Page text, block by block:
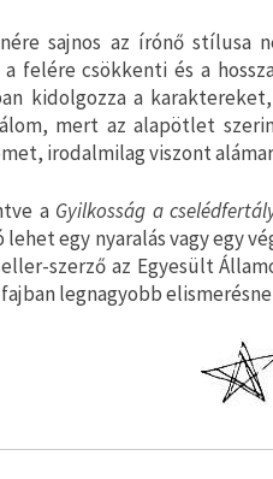
sajnos az írónő stílusa
felére csökkenti és a
kidolgozza a
mert az alapötlet
irodalmilag viszont
a Gyilkosság a
lehet egy nyaralás vagy egy
szerző az Egyesült
legnagyobb